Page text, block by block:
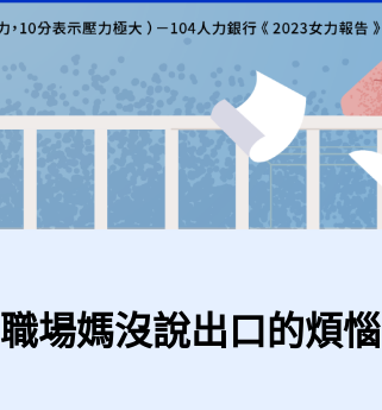
職場媽沒說出口的煩惱